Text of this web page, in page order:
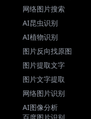
网络图片搜索
AI昆虫识别
AI植物识别
图片反向找原图
图片提取文字
图片文字提取
网络图片识别
AI图像分析